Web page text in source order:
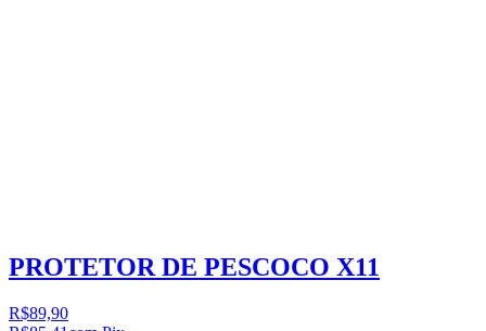
PROTETOR DE PESCOCO X11
R$89,90